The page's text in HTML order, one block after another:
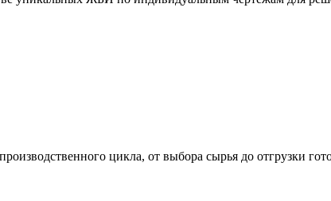
цикла, от выбора сырья до отгрузки